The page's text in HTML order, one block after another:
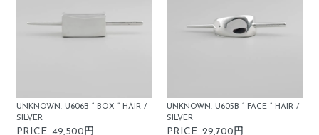
UNKNOWN. U606B “ BOX ” HAIR /
SILVER
PRICE :49,500円
UNKNOWN. U605B “ FACE ” HAIR /
SILVER
PRICE :29,700円